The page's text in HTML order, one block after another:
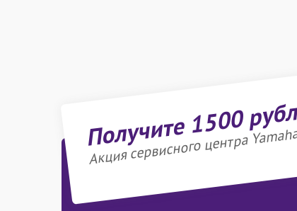
Получите 1500
Акция сервисного центра